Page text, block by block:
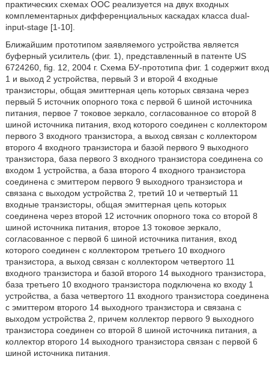
практических схемах ООС реализуется на двух входных
комплементарных дифференциальных каскадах класса dual-
input-stage [1-10].
Ближайшим прототипом заявляемого устройства является
буферный усилитель (фиг. 1), представленный в патенте US
6724260, fig. 12, 2004 г. Схема БУ-прототипа фиг. 1 содержит вход
1 и выход 2 устройства, первый 3 и второй 4 входные
транзисторы, общая эмиттерная цепь которых связана через
первый 5 источник опорного тока с первой 6 шиной источника
питания, первое 7 токовое зеркало, согласованное со второй 8
шиной источника питания, вход которого соединен с коллектором
первого 3 входного транзистора, а выход связан с коллектором
второго 4 входного транзистора и базой первого 9 выходного
транзистора, база первого 3 входного транзистора соединена со
входом 1 устройства, а база второго 4 входного транзистора
соединена с эмиттером первого 9 выходного транзистора и
связана с выходом устройства 2, третий 10 и четвертый 11
входные транзисторы, общая эмиттерная цепь которых
соединена через второй 12 источник опорного тока со второй 8
шиной источника питания, второе 13 токовое зеркало,
согласованное с первой 6 шиной источника питания, вход
которого соединен с коллектором третьего 10 входного
транзистора, а выход связан с коллектором четвертого 11
входного транзистора и базой второго 14 выходного транзистора,
база третьего 10 входного транзистора подключена ко входу 1
устройства, а база четвертого 11 входного транзистора соединена
с эмиттером второго 14 выходного транзистора и связана с
выходом устройства 2, причем коллектор первого 9 выходного
транзистора соединен со второй 8 шиной источника питания, а
коллектор второго 14 выходного транзистора связан с первой 6
шиной источника питания.